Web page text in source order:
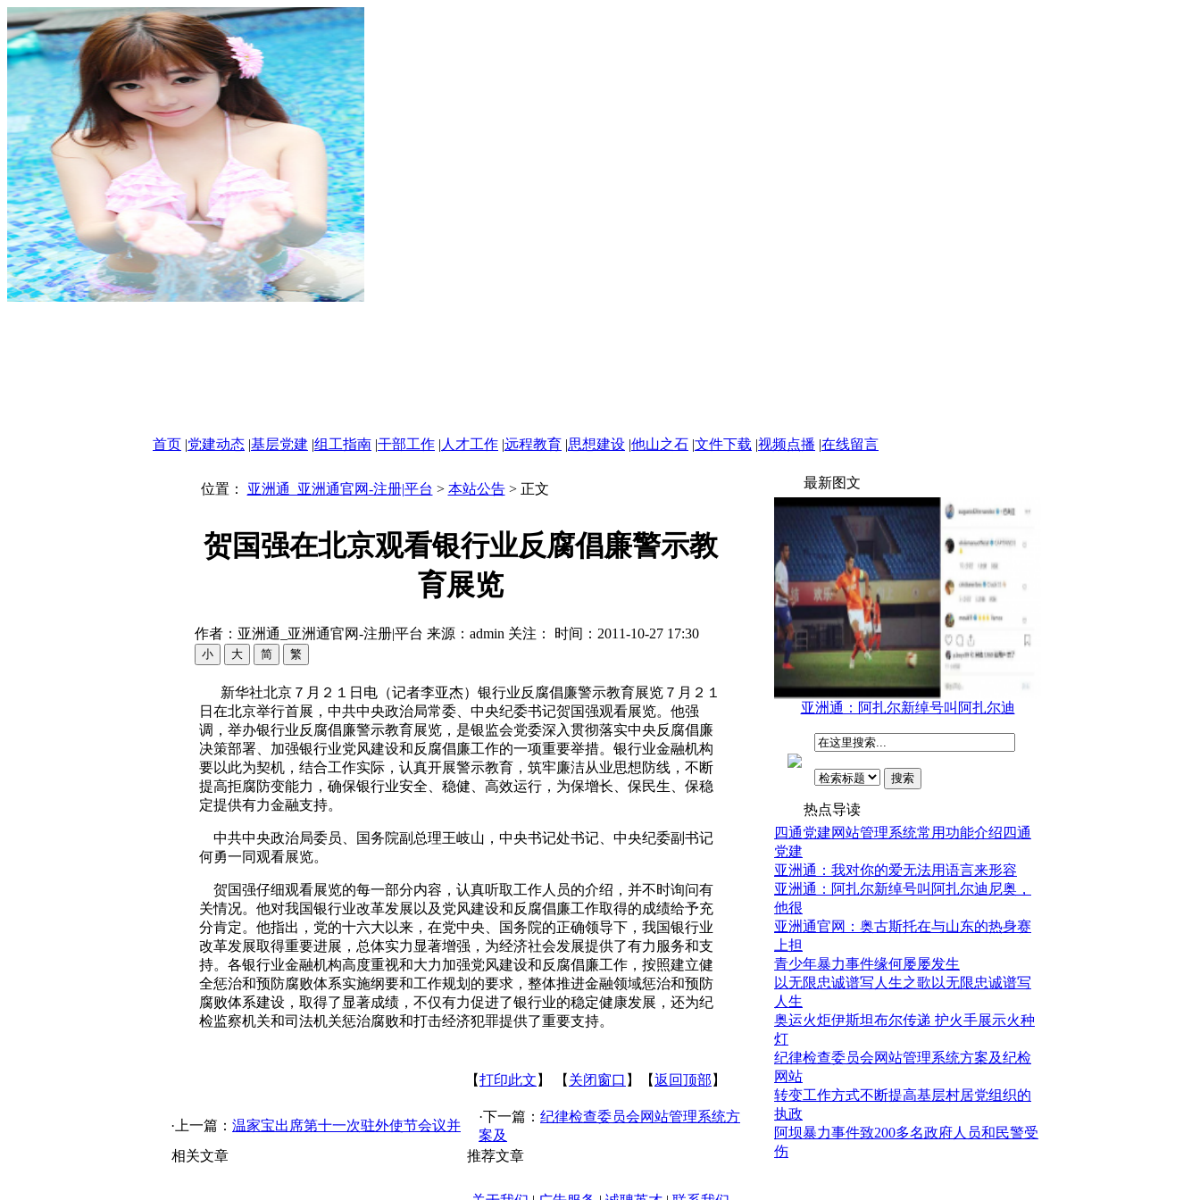
首页 |党建动态 |基层党建 |组工指南 |干部工作 | 人才工作 |远程教育 |思想建设 |他山之石 |文件下载 |视频点播 |在线留言
位置： 亚洲通_亚洲通官网-注册|平台 > 本站公告> 正文
贺国强在北京观看银行业反腐倡廉警示教
育展览
作者：亚洲通_亚洲通官网-注册|平台 来源：admin 关注： 时间：2011-10-27 17:30
新华社北京７月２１日电（记者李亚杰）银行业反腐倡廉警示教育展览７月２１
日在北京举行首展，中共中央政治局常委、中央纪委书记贺国强观看展览。他强
调，举办银行业反腐倡廉警示教育展览，是银监会党委深入贯彻落实中央反腐倡廉
决策部署、加强银行业党风建设和反腐倡廉工作的一项重要举措。银行业金融机构
要以此为契机，结合工作实际，认真开展警示教育，筑牢廉洁从业思想防线，不断
提高拒腐防变能力，确保银行业安全、稳健、高效运行，为保增长、保民生、保稳
定提供有力金融支持。
中共中央政治局委员、国务院副总理王岐山，中央书记处书记、中央纪委副书记
何勇一同观看展览。
贺国强仔细观看展览的每一部分内容，认真听取工作人员的介绍，并不时询问有
关情况。他对我国银行业改革发展以及党风建设和反腐倡廉工作取得的成绩给予充
分肯定。他指出，党的十六大以来，在党中央、国务院的正确领导下，我国银行业
改革发展取得重要进展，总体实力显著增强，为经济社会发展提供了有力服务和支
持。各银行业金融机构高度重视和大力加强党风建设和反腐倡廉工作，按照建立健
全惩治和预防腐败体系实施纲要和工作规划的要求，整体推进金融领域惩治和预防
腐败体系建设，取得了显著成绩，不仅有力促进了银行业的稳定健康发展，还为纪
检监察机关和司法机关惩治腐败和打击经济犯罪提供了重要支持。
【打印此文 】 【 关闭窗口 】【返回顶部 】
·上一篇： 温家宝出席第十一次驻外使节会议并
·下一篇： 纪律检查委员会网站管理系统方
案及
相关文章
推荐文章
最新图文
亚洲通：阿扎尔新绰号叫阿扎尔迪
热点导读
四通党建网站管理系统常用功能介绍四通
党建
亚洲通：我对你的爱无法用语言来形容
亚洲通：阿扎尔新绰号叫阿扎尔迪尼奥，
他很
亚洲通官网：奥古斯托在与山东的热身赛
上担
青少年暴力事件缘何屡屡发生
以无限忠诚谱写人生之歌以无限忠诚谱写
人生
奥运火炬伊斯坦布尔传递 护火手展示火种
灯
纪律检查委员会网站管理系统方案及纪检
网站
转变工作方式不断提高基层村居党组织的
执政
阿坝暴力事件致200多名政府人员和民警受
伤